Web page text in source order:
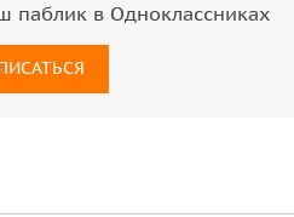
паблик в Одноклассниках